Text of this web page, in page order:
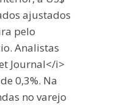
ajustados
pelo
Analistas
Journal</i>
0,3%. Na
no varejo